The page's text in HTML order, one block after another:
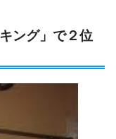
ング」で２位